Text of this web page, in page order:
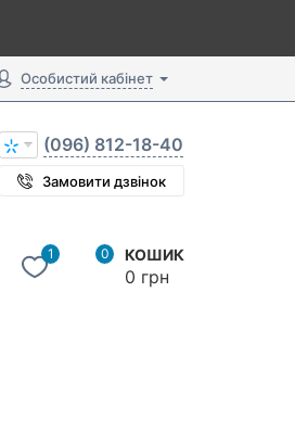
Особистий кабінет
(096) 812-18-40
Замовити дзвінок
0 КОШИК
0 грн
1